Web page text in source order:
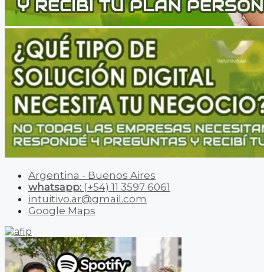
Argentina - Buenos Aires
whatsapp: (+54) 11 3597 6061
intuitivo.ar@gmail.com
Google Maps